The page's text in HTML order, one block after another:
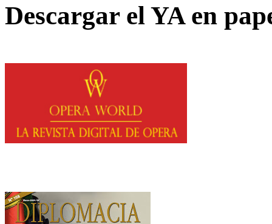
Descargar el YA en